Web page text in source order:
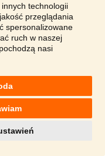
technologii
przeglądania
spersonalizowane
ruch w naszej
nasi